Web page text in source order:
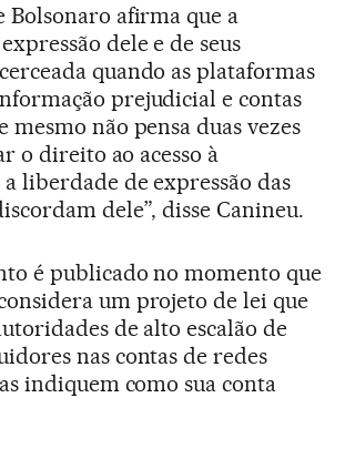
Bolsonaro afirma que a
dele e de seus
quando as plataformas
prejudicial e contas
mesmo não pensa duas vezes
o direito ao acesso à
liberdade de expressão das
dele”, disse Canineu.
é publicado no momento que
um projeto de lei que
de alto escalão de
nas contas de redes
indiquem como sua conta